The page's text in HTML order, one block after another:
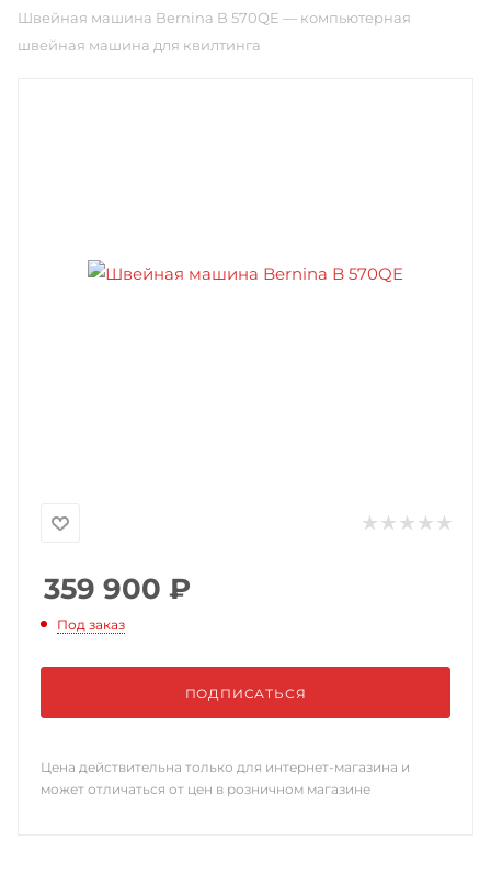
Швейная машина Bernina B 570QE — компьютерная
швейная машина для квилтинга
359 900 ₽
Под заказ
ПОДПИСАТЬСЯ
Цена действительна только для интернет-магазина и
может отличаться от цен в розничном магазине